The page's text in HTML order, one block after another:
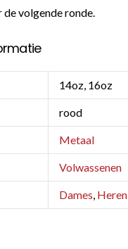
de volgende ronde.
14oz, 16oz
rood
Metaal
Volwassenen
Dames Heren